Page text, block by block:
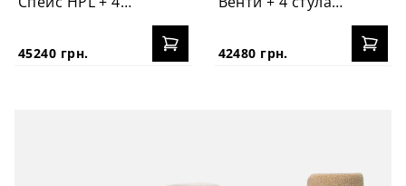
45240 грн. 42480 грн.